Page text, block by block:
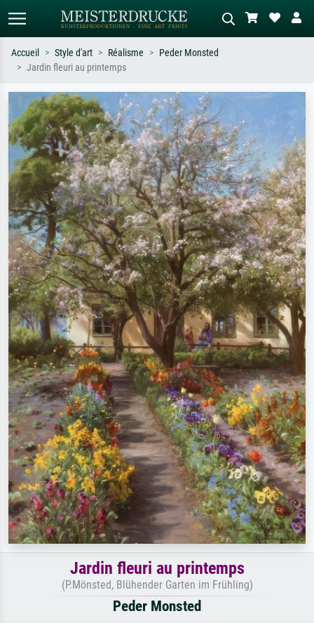
Recherchez par artiste, titre ou style –
ex. Monet, Nuit étoilée,
impressionnisme, vague de Hokusai,
nu.
Décrivez la scène – ex. prairie verte,
abstrait avec beaucoup de rouge,
tableau sombre, nu debout près d'un
arbre.
Accueil Style d'art Réalisme
Peder Monsted
Jardin fleuri au printemps
Jardin fleuri au printemps
(P.Mönsted, Blühender Garten im Frühling)
Peder Monsted